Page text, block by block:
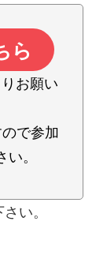
ら
お願い
で参加
。
い。